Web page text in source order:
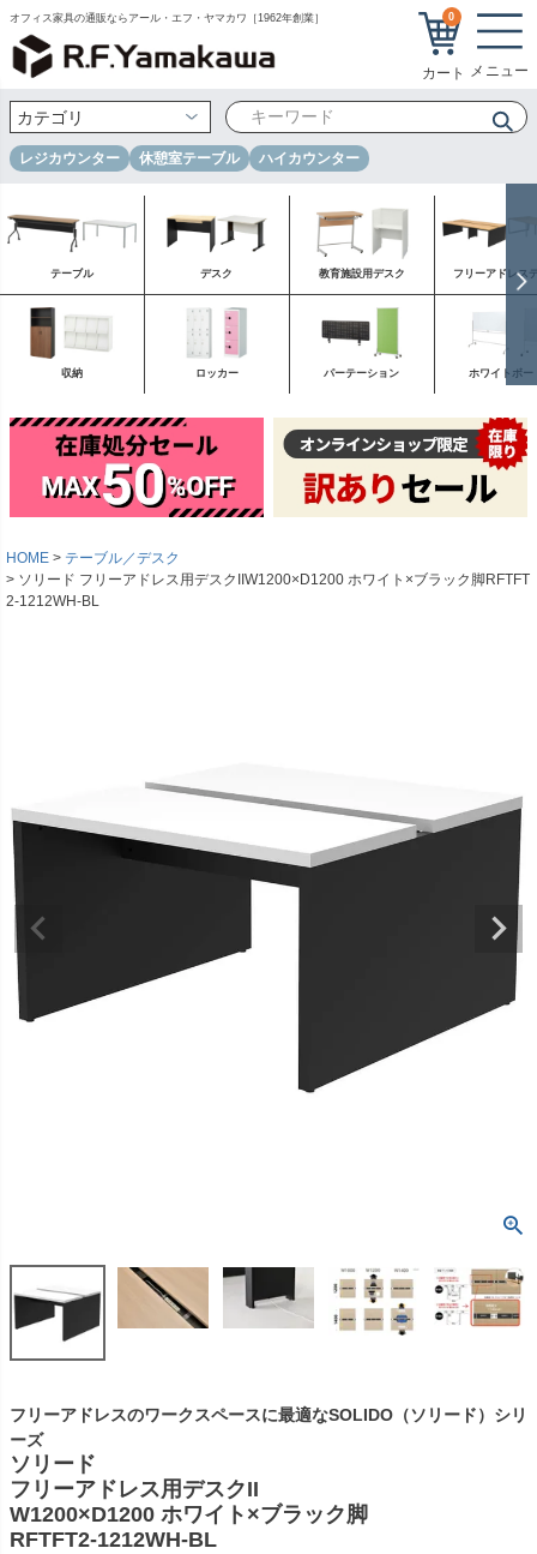
オフィス家具の通販ならアール・エフ・ヤマカワ［1962年創業］ 0
レジカウンター 休憩室テーブル ハイカウンター
テーブル デスク 教育施設用デスク フリーアドレス
収納 ロッカー パーテーション ホワイトボー
HOME
テーブル／デスク
ソリード フリーアドレス用デスクIIW1200×D1200 ホワイト×ブラック脚RFTFT
2-1212WH-BL
フリーアドレスのワークスペースに最適なSOLIDO（ソリード）シリ
ーズ
ソリード
フリーアドレス用デスクII
W1200×D1200 ホワイト×ブラック脚
RFTFT2-1212WH-BL